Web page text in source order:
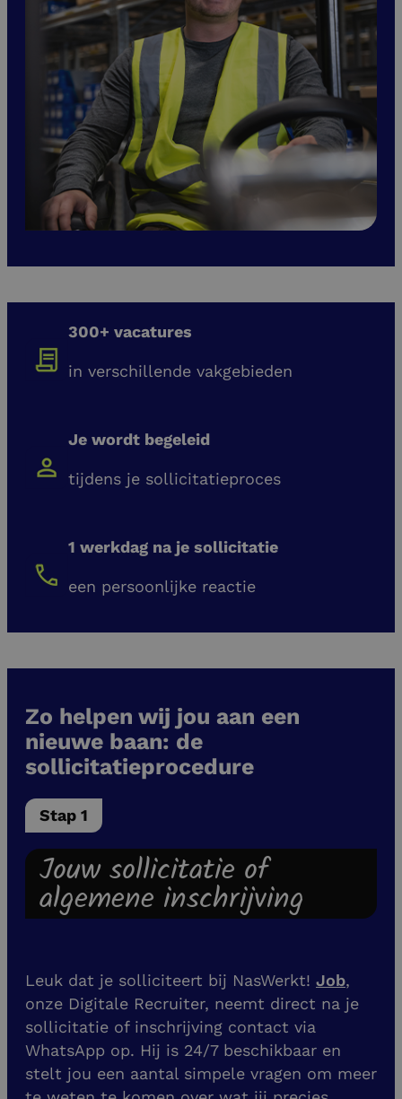
300+ vacatures
in verschillende vakgebieden
Je wordt begeleid
tijdens je sollicitatieproces
1 werkdag na je sollicitatie
een persoonlijke reactie
Zo helpen wij jou aan een
nieuwe baan: de
sollicitatieprocedure
Stap 1
Jouw sollicitatie of
algemene inschrijving
Leuk dat je solliciteert bij NasWerkt! Job,
onze Digitale Recruiter, neemt direct na je
sollicitatie of inschrijving contact via
WhatsApp op. Hij is 24/7 beschikbaar en
stelt jou een aantal simpele vragen om meer